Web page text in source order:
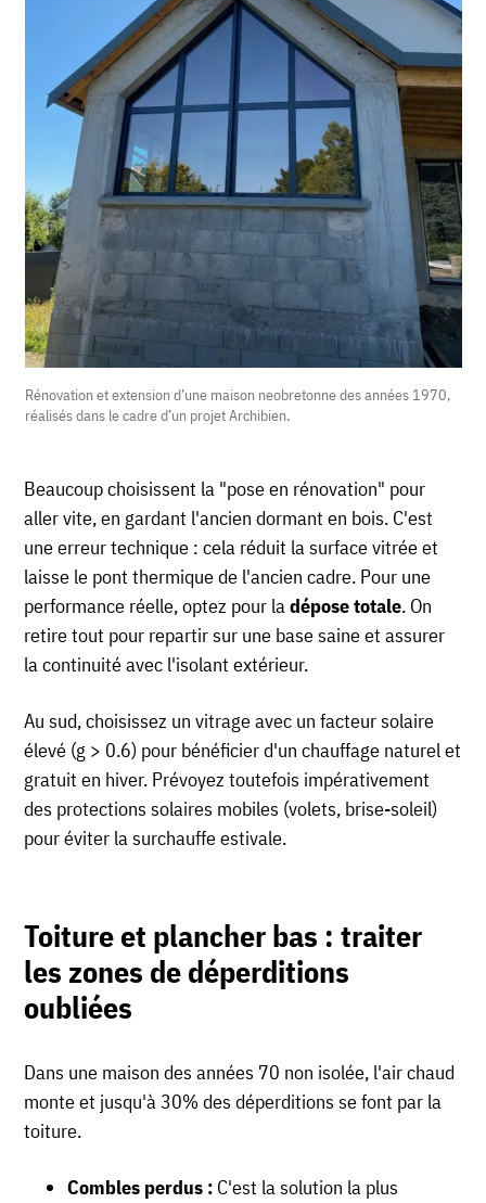
Rénovation et extension d’une maison neobretonne des années 1970,
réalisés dans le cadre d’un projet Archibien.
Beaucoup choisissent la "pose en rénovation" pour
aller vite, en gardant l'ancien dormant en bois. C'est
une erreur technique : cela réduit la surface vitrée et
laisse le pont thermique de l'ancien cadre. Pour une
performance réelle, optez pour ladépose totale. On
retire tout pour repartir sur une base saine et assurer
la continuité avec l'isolant extérieur.
Au sud, choisissez un vitrage avec un facteur solaire
élevé (g > 0.6) pour bénéficier d'un chauffage naturel et
gratuit en hiver. Prévoyez toutefois impérativement
des protections solaires mobiles (volets, brise-soleil)
pour éviter la surchauffe estivale.
Toiture et plancher bas : traiter
les zones de déperditions
oubliées
Dans une maison des années 70 non isolée, l'air chaud
monte et jusqu'à 30% des déperditions se font par la
toiture.
Combles perdus : C'est la solution la plus